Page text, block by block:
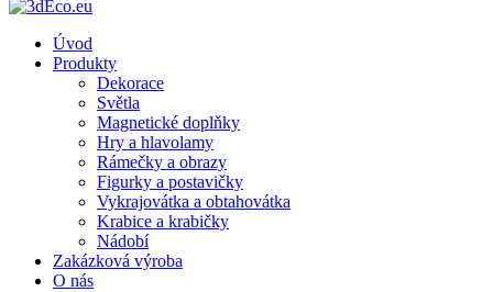
Úvod
Produkty
Dekorace
Světla
Magnetické doplňky
Hry a hlavolamy
Rámečky a obrazy
Figurky a postavičky
Vykrajovátka a obtahovátka
Krabice a krabičky
Nádobí
Zakázková výroba
O nás